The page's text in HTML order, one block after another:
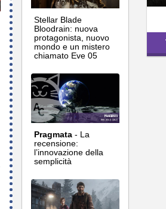
Stellar Blade
Bloodrain: nuova
protagonista, nuovo
mondo e un mistero
chiamato Eve 05
Pragmata - La
recensione:
l’innovazione della
semplicità